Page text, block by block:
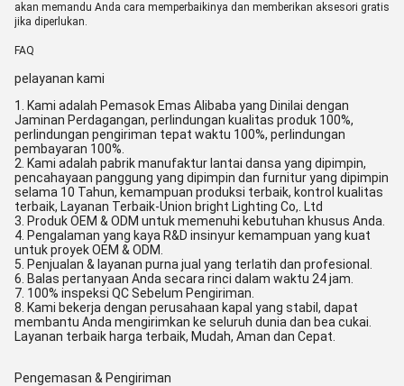
akan memandu Anda cara memperbaikinya dan memberikan aksesori gratis
jika diperlukan.
FAQ
pelayanan kami
1. Kami adalah Pemasok Emas Alibaba yang Dinilai dengan
Jaminan Perdagangan, perlindungan kualitas produk 100%,
perlindungan pengiriman tepat waktu 100%, perlindungan
pembayaran 100%.
2. Kami adalah pabrik manufaktur lantai dansa yang dipimpin,
pencahayaan panggung yang dipimpin dan furnitur yang dipimpin
selama 10 Tahun, kemampuan produksi terbaik, kontrol kualitas
terbaik, Layanan Terbaik-Union bright Lighting Co,. Ltd
3. Produk OEM & ODM untuk memenuhi kebutuhan khusus Anda.
4. Pengalaman yang kaya R&D insinyur kemampuan yang kuat
untuk proyek OEM & ODM.
5. Penjualan & layanan purna jual yang terlatih dan profesional.
6. Balas pertanyaan Anda secara rinci dalam waktu 24 jam.
7. 100% inspeksi QC Sebelum Pengiriman.
8. Kami bekerja dengan perusahaan kapal yang stabil, dapat
membantu Anda mengirimkan ke seluruh dunia dan bea cukai.
Layanan terbaik harga terbaik, Mudah, Aman dan Cepat.
Pengemasan & Pengiriman